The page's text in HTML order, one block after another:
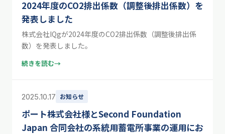
2024年度のCO2排出係数（調整後排出係数）を
発表しました
株式会社IQgが2024年度のCO2排出係数（調整後排出係
数）を発表しました。
続きを読む→
2025.10.17 お知らせ
ポート株式会社様とSecond Foundation
Japan 合同会社の系統用蓄電所事業の運用にお